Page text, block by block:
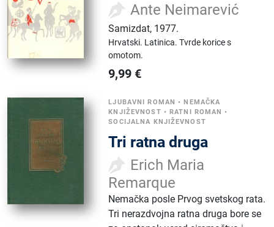
Ante Neimarević
Samizdat, 1977.
Hrvatski. Latinica.Tvrde korice s
omotom.
9,99 €
LJUBAVNI ROMAN •NEMAČKA
KNJIŽEVNOST •RATNI ROMAN •
SOCIJALNA KNJIŽEVNOST
Tri ratna druga
Erich Maria
Remarque
Nemačka posle Prvog svetskog rata.
Tri nerazdvojna ratna druga bore se